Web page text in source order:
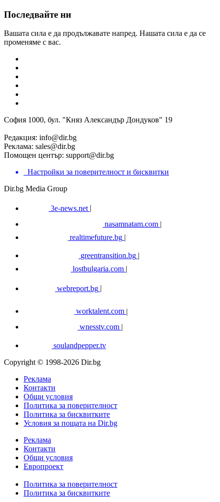
Последвайте ни
Вашата сила е да продължавате напред. Нашата сила е да се
променяме с вас.
София 1000, бул. "Княз Александър Дондуков" 19
Редакция: info@dir.bg
Реклама: sales@dir.bg
Помощен център: support@dir.bg
Настройки за поверителност и бисквитки
Dir.bg Media Group
3e-news.net
nasamnatam.com |
realtimefuture.bg |
greentransition.bg |
lostbulgaria.com |
webreport.bg
worktalent.com |
wnesstv.com |
soulandpepper.tv
Copyright © 1998-2026 Dir.bg
Реклама
Контакти
Общи условия
Политика за поверителност
Политика за бисквитките
Условия за пощата на Dir.bg
Реклама
Контакти
Общи условия
Европроект
Политика за поверителност
Политика за бисквитките